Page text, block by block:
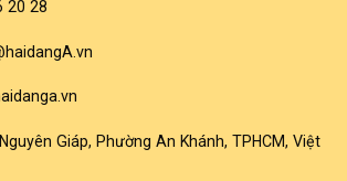
được
20 28
Giáp, Phường An Khánh, TPHCM, Việt